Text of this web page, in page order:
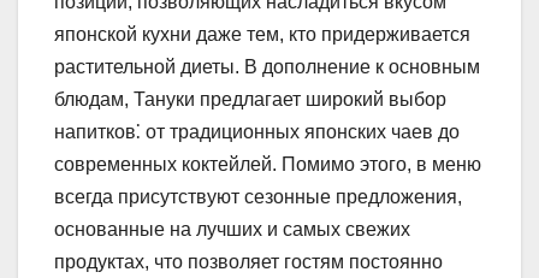
японской кухни даже тем, кто придерживается
растительной диеты. В дополнение к основным
блюдам, Тануки предлагает широкий выбор
напитков⁚ от традиционных японских чаев до
современных коктейлей. Помимо этого, в меню
всегда присутствуют сезонные предложения,
основанные на лучших и самых свежих
продуктах, что позволяет гостям постоянно